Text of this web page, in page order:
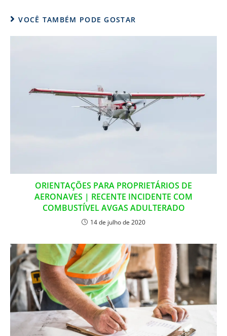
VOCÊ TAMBÉM PODE GOSTAR
ORIENTAÇÕES PARA PROPRIETÁRIOS DE
AERONAVES | RECENTE INCIDENTE COM
COMBUSTÍVEL AVGAS ADULTERADO
14 de julho de 2020